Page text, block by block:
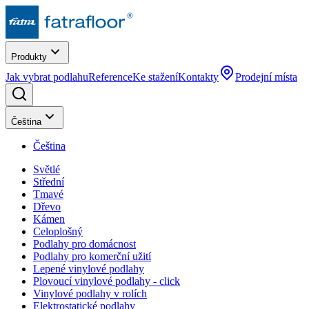
Produkty
Jak vybrat podlahuReferenceKe staženíKontakty Prodejní místa
Čeština
Čeština
Světlé
Střední
Tmavé
Dřevo
Kámen
Celoplošný
Podlahy pro domácnost
Podlahy pro komerční užití
Lepené vinylové podlahy
Plovoucí vinylové podlahy - click
Vinylové podlahy v rolích
Elektrostatické podlahy